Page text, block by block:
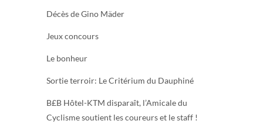
Décès de Gino Mäder
Jeux concours
Le bonheur
Sortie terroir: Le Critérium du Dauphiné
B£B Hôtel-KTM disparaît, l’Amicale du
Cyclisme soutient les coureurs et le staff !